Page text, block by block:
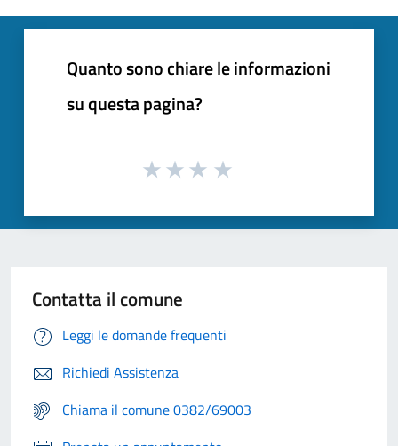
Quanto sono chiare le informazioni
su questa pagina?
Contatta il comune
Leggi le domande frequenti
Richiedi Assistenza
Chiama il comune 0382/69003